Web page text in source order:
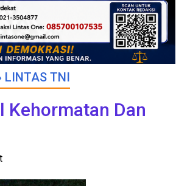
LINTAS TNI
Kehormatan Dan